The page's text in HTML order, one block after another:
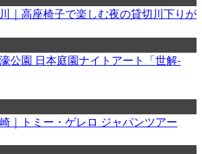
｜高座椅子で楽しむ夜の貸切川下りが
公園 日本庭園ナイトアート「世解-
｜トミー・ゲレロ ジャパンツアー